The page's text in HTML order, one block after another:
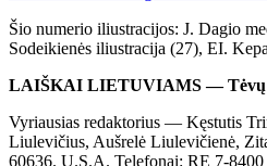
Šio numerio iliustracijos: J. Dagio
Sodeikienės iliustracija (27), EI.
LAIŠKAI LIETUVIAMS — Tėvų
Vyriausias redaktorius — Kęstutis
Liulevičius, Aušrelė Liulevičienė,
60636. U.S.A. Telefonai: RE 7-